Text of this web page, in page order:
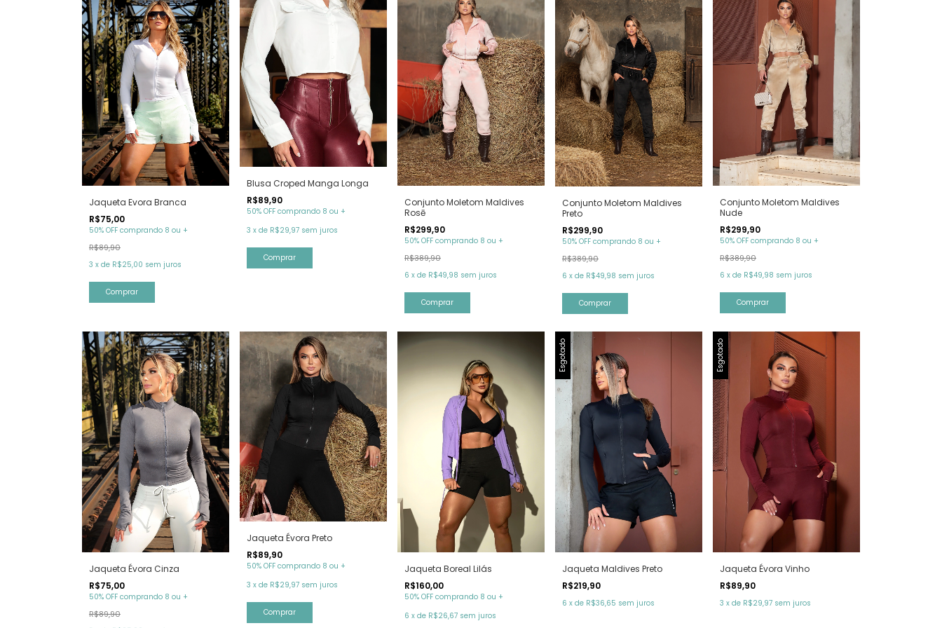
Jaqueta Evora Branca
R$75,00
50% OFF comprando 8 ou +
R$89,90
3 x de R$25,00 sem juros
Comprar
Blusa Croped Manga Longa
R$89,90
50% OFF comprando 8 ou +
3 x de R$29,97 sem juros
Comprar
Conjunto Moletom Maldives
Rosē
R$299,90
50% OFF comprando 8 ou +
R$389,90
6 x de R$49,98 sem juros
Comprar
Conjunto Moletom Maldives
Preto
R$299,90
50% OFF comprando 8 ou +
R$389,90
6 x de R$49,98 sem juros
Comprar
Conjunto Moletom Maldives
Nude
R$299,90
50% OFF comprando 8 ou +
R$389,90
6 x de R$49,98 sem juros
Comprar
Jaqueta Évora Cinza
R$75,00
50% OFF comprando 8 ou +
R$89,90
Jaqueta Évora Preto
R$89,90
50% OFF comprando 8 ou +
3 x de R$29,97 sem juros
Comprar
Jaqueta Boreal Lilás
R$160,00
50% OFF comprando 8 ou +
6 x de R$26,67 sem juros
Esgotado
Jaqueta Maldives Preto
R$219,90
6 x de R$36,65 sem juros
Esgotado
Jaqueta Évora Vinho
R$89,90
3 x de R$29,97 sem juros